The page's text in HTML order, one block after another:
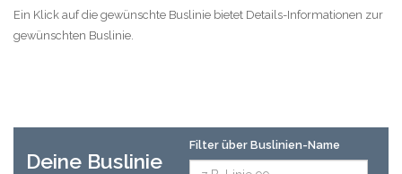
Ein Klick auf die gewünschte Buslinie bietet Details-Informationen zur
gewünschten Buslinie.
Deine Buslinie
Filter über Buslinien-Name